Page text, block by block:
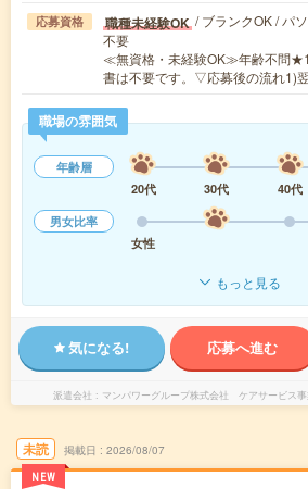
応募資格 職種未経験OK / ブランクOK / パ
不要
≪無資格・未経験OK≫年齢不問
書は不要です。▽応募後の流れ1)
職場の雰囲気
年齢層
20代
30代 40代
男女比率
女性
もっと見る
気になる! 応募へ進む
派遣会社 マンパワーグループ株式会社 ケアサービス
未読
NEW
掲載日 2026/08/07